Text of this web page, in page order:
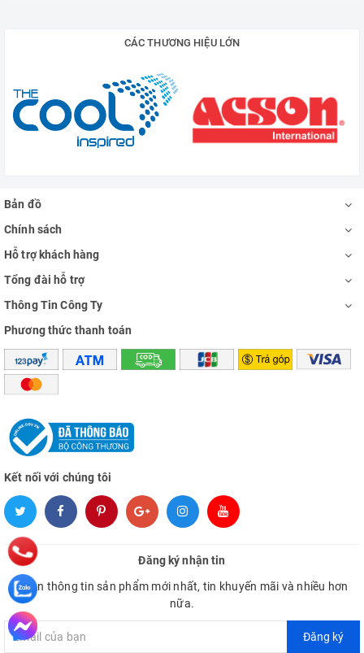
CÁC THƯƠNG HIỆU LỚN
Bản đồ
Chính sách
Hỗ trợ khách hàng
Tổng đài hỗ trợ
Thông Tin Công Ty
Phương thức thanh toán
Kết nối với chúng tôi
Đăng ký nhận tin
Nhận thông tin sản phẩm mới nhất, tin khuyến mãi và nhiều hơn
nữa.
Đăng ký